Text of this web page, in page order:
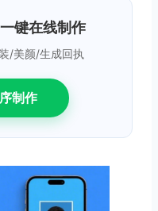
键在线制作
/美颜/生成回执
制作